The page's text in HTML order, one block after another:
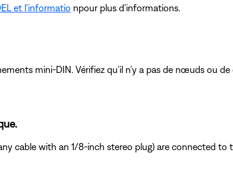
et l'informatio npour plus d'informations.
mini-DIN. Vérifiez qu’il n’y a pas de nœuds ou
cable with an 1/8-inch stereo plug) are connected to